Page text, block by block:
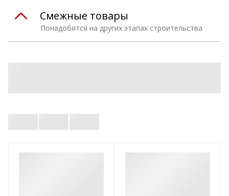
Понадобятся на других этапах строительства
Смежные товары